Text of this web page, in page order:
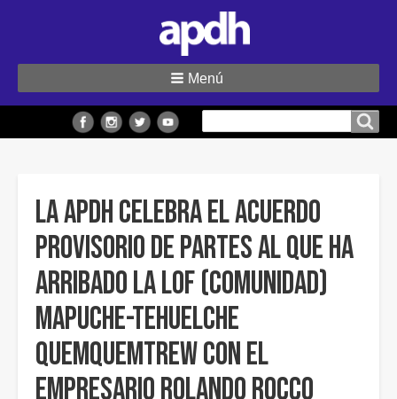
sitio
Menú
La APDH celebra el acuerdo
provisorio de partes al que ha
arribado la Lof (Comunidad)
mapuche-tehuelche
Quemquemtrew con el
empresario Rolando Rocco